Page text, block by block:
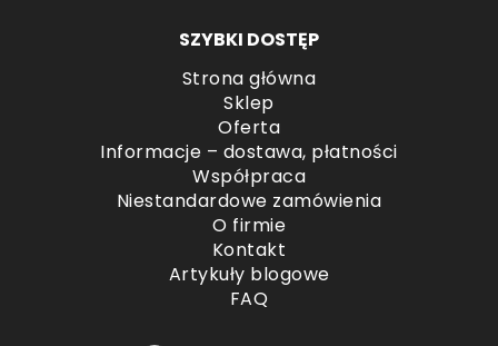
SZYBKI DOSTĘP
Strona główna
Sklep
Oferta
Informacje – dostawa, płatności
Współpraca
Niestandardowe zamówienia
O firmie
Kontakt
Artykuły blogowe
FAQ